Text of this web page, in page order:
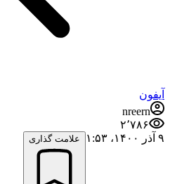
آیفون
nreern
۲٬۷۸۶
۹ آذر ۱۴۰۰،‏ ۱:۵۳
علامت گذاری